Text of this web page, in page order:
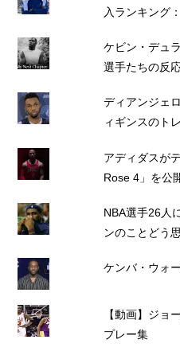
入ランキング
ケビン・デュ
選手たちの反
ディアンジェ
ィギンスのト
アディダスが
Rose 4」を公
NBA選手26人
ンのことどう
ケンバ・ウォ
【動画】ジョ
プレー集